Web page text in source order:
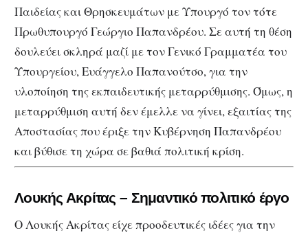
Παιδείας και Θρησκευμάτων με Υπουργό τον τότε
Πρωθυπουργό Γεώργιο Παπανδρέου. Σε αυτή τη θέση
δουλεύει σκληρά μαζί με τον Γενικό Γραμματέα του
Υπουργείου, Ευάγγελο Παπανούτσο, για την
υλοποίηση της εκπαιδευτικής μεταρρύθμισης. Όμως, η
μεταρρύθμιση αυτή δεν έμελλε να γίνει, εξαιτίας της
Αποστασίας που έριξε την Κυβέρνηση Παπανδρέου
και βύθισε τη χώρα σε βαθιά πολιτική κρίση.
Λουκής Ακρίτας – Σημαντικό πολιτικό έργο
Ο Λουκής Ακρίτας είχε προοδευτικές ιδέες για την